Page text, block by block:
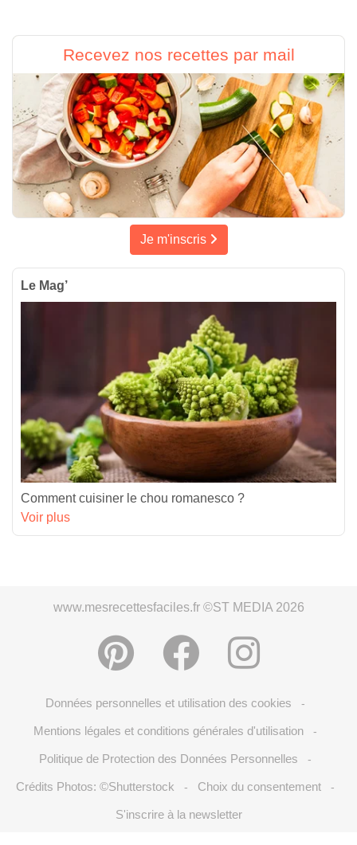
Recevez nos recettes par mail
Je m'inscris
Le Mag’
Comment cuisiner le chou romanesco ?
Voir plus
www.mesrecettesfaciles.fr ©ST MEDIA 2026
Données personnelles et utilisation des cookies -
Mentions légales et conditions générales d'utilisation -
Politique de Protection des Données Personnelles -
Crédits Photos: ©Shutterstock - Choix du consentement -
S'inscrire à la newsletter